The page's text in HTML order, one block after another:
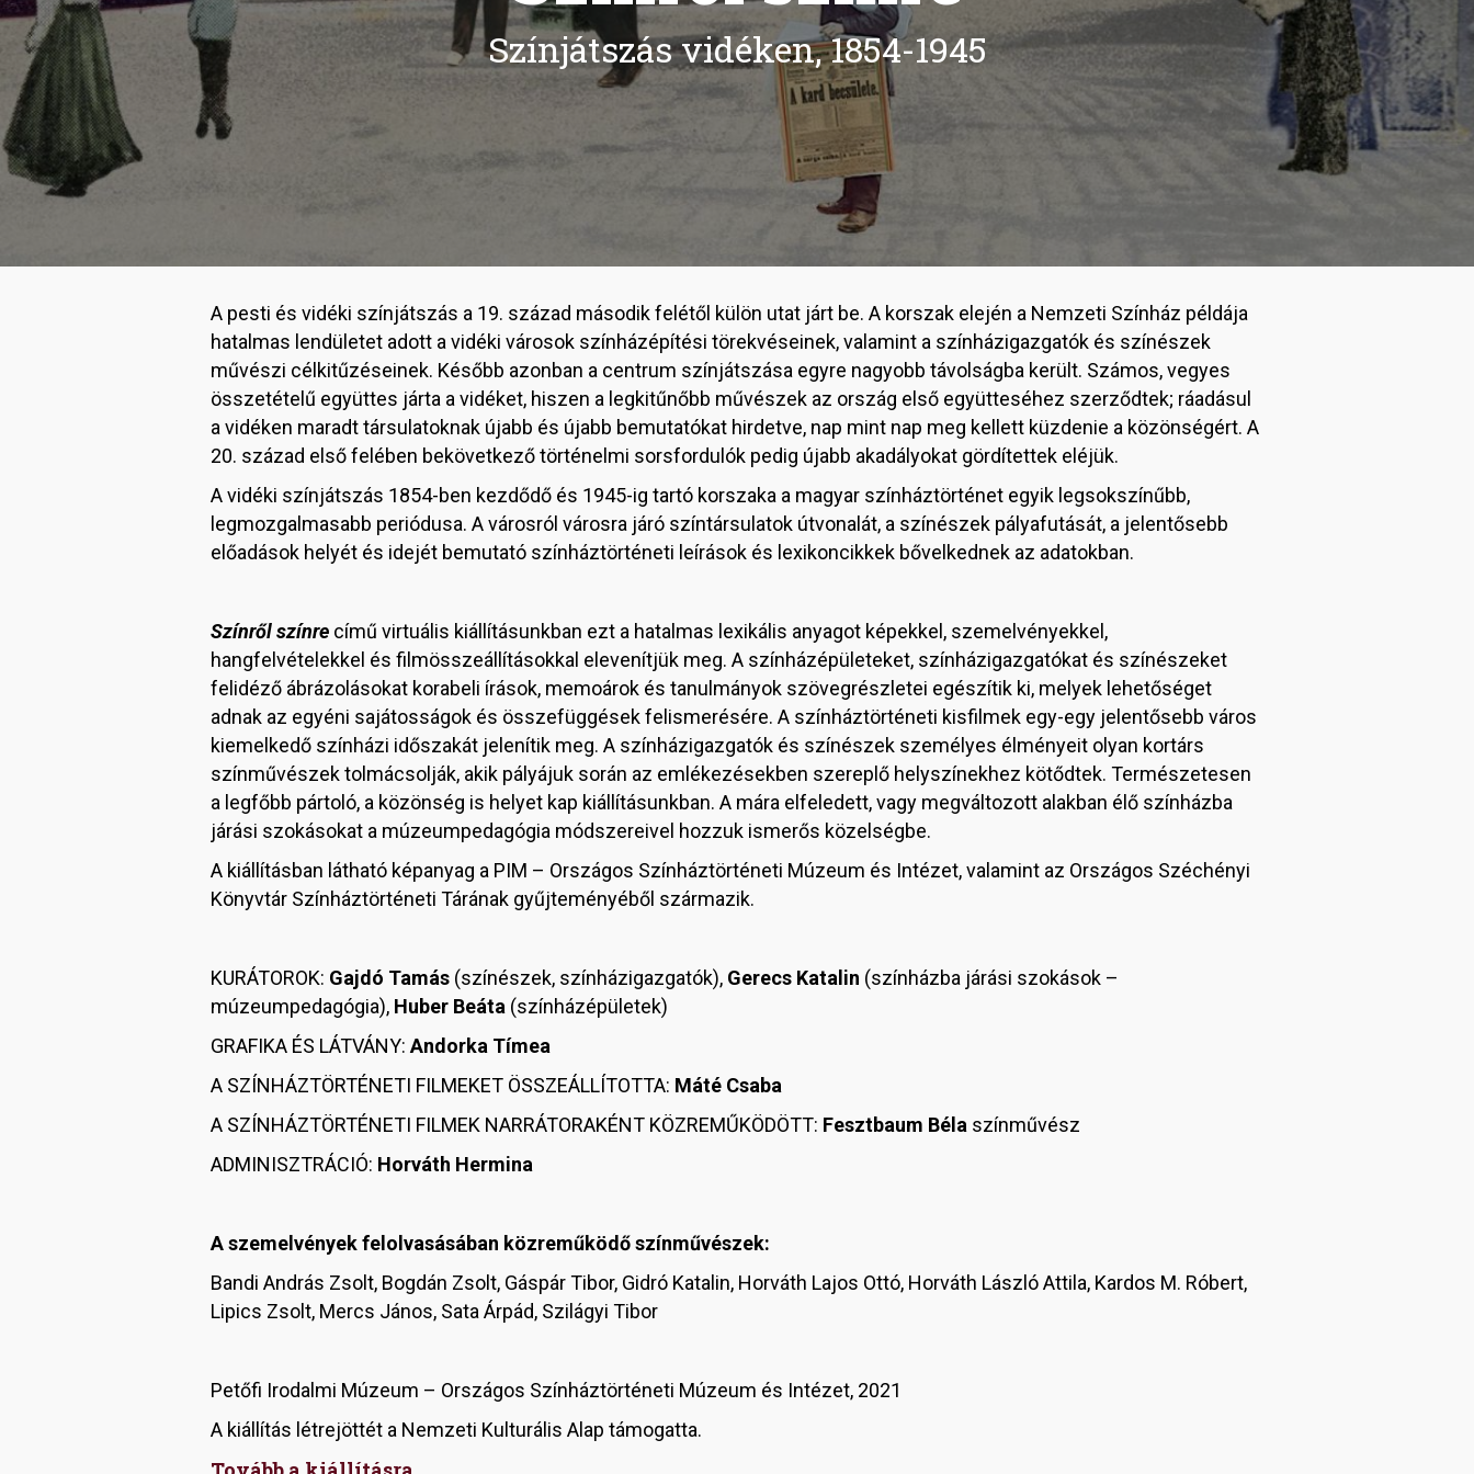
Színjátszás vidéken, 1854-1945
A pesti és vidéki színjátszás a 19. század második felétől külön utat járt be. A korszak elején a Nemzeti Színház példája
hatalmas lendületet adott a vidéki városok színházépítési törekvéseinek, valamint a színházigazgatók és színészek
művészi célkitűzéseinek. Később azonban a centrum színjátszása egyre nagyobb távolságba került. Számos, vegyes
összetételű együttes járta a vidéket, hiszen a legkitűnőbb művészek az ország első együtteséhez szerződtek; ráadásul
a vidéken maradt társulatoknak újabb és újabb bemutatókat hirdetve, nap mint nap meg kellett küzdenie a közönségért. A
20. század első felében bekövetkező történelmi sorsfordulók pedig újabb akadályokat gördítettek eléjük.
A vidéki színjátszás 1854-ben kezdődő és 1945-ig tartó korszaka a magyar színháztörténet egyik legsokszínűbb,
legmozgalmasabb periódusa. A városról városra járó színtársulatok útvonalát, a színészek pályafutását, a jelentősebb
előadások helyét és idejét bemutató színháztörténeti leírások és lexikoncikkek bővelkednek az adatokban.
Színről színre című virtuális kiállításunkban ezt a hatalmas lexikális anyagot képekkel, szemelvényekkel,
hangfelvételekkel és filmösszeállításokkal elevenítjük meg. A színházépületeket, színházigazgatókat és színészeket
felidéző ábrázolásokat korabeli írások, memoárok és tanulmányok szövegrészletei egészítik ki, melyek lehetőséget
adnak az egyéni sajátosságok és összefüggések felismerésére. A színháztörténeti kisfilmek egy-egy jelentősebb város
kiemelkedő színházi időszakát jelenítik meg. A színházigazgatók és színészek személyes élményeit olyan kortárs
színművészek tolmácsolják, akik pályájuk során az emlékezésekben szereplő helyszínekhez kötődtek. Természetesen
a legfőbb pártoló, a közönség is helyet kap kiállításunkban. A mára elfeledett, vagy megváltozott alakban élő színházba
járási szokásokat a múzeumpedagógia módszereivel hozzuk ismerős közelségbe.
A kiállításban látható képanyag a PIM – Országos Színháztörténeti Múzeum és Intézet, valamint az Országos Széchényi
Könyvtár Színháztörténeti Tárának gyűjteményéből származik.
KURÁTOROK: Gajdó Tamás (színészek, színházigazgatók), Gerecs Katalin (színházba járási szokások –
múzeumpedagógia), Huber Beáta (színházépületek)
GRAFIKA ÉS LÁTVÁNY: Andorka Tímea
A SZÍNHÁZTÖRTÉNETI FILMEKET ÖSSZEÁLLÍTOTTA: Máté Csaba
A SZÍNHÁZTÖRTÉNETI FILMEK NARRÁTORAKÉNT KÖZREMŰKÖDÖTT: Fesztbaum Béla színművész
ADMINISZTRÁCIÓ: Horváth Hermina
A szemelvények felolvasásában közreműködő színművészek:
Bandi András Zsolt, Bogdán Zsolt, Gáspár Tibor, Gidró Katalin, Horváth Lajos Ottó, Horváth László Attila, Kardos M. Róbert,
Lipics Zsolt, Mercs János, Sata Árpád, Szilágyi Tibor
Petőfi Irodalmi Múzeum – Országos Színháztörténeti Múzeum és Intézet, 2021
A kiállítás létrejöttét a Nemzeti Kulturális Alap támogatta.